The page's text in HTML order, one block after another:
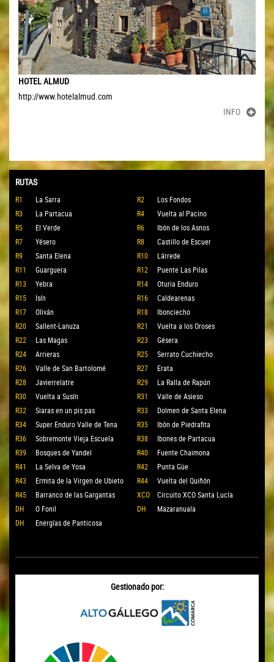
HOTEL ALMUD
http://www.hotelalmud.com
INFO
RUTAS
R1 La Sarra R2
Los Fondos
R3
La Partacua R4
Vuelta al Pacino
R5
El Verde R6
Ibón de los Asnos
R7
Yésero R8
Castillo de Escuer
R9
Santa Elena R10
Lárrede
R11
Guarguera R12
Puente Las Pilas
R13
Yebra R14
Oturia Enduro
R15
Isín R16
Caldearenas
R17
Oliván R18
Ibonciecho
R20
Sallent-Lanuza R21
Vuelta a los Oroses
R22
Las Magas R23
Gésera
R24
Arrieras R25
Serrato Cuchiecho
R26
Valle de San Bartolomé R27
Erata
R28
Javierrelatre R29
La Ralla de Rapún
R30
Vuelta a Susín R31
Valle de Asieso
R32
Siaras en un pis pas R33
Dolmen de Santa Elena
R34
Super Enduro Valle de Tena R35
Ibón de Piedrafita
R36
Sobremonte Vieja Escuela R38
Ibones de Partacua
R39
Bosques de Yandel R40
Fuente Chaimona
R41
La Selva de Yosa R42
Punta Güe
R43
Ermita de la Virgen de Ubieto R44
Vuelta del Quiñón
R45
Barranco de las Gargantas XCO
Circuito XCO Santa Lucía
DH
O Fonil DH
Mazaranuala
DH
Energías de Panticosa
Gestionado por: